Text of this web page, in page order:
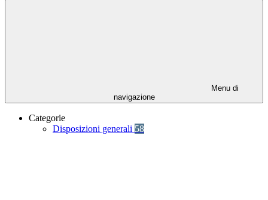
Menu di
navigazione
Categorie
Disposizioni generali 58